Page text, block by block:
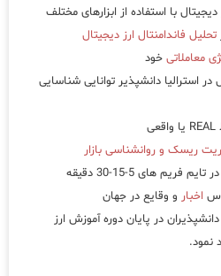
دیجیتال با استفاده از ابزارهای مختلف
تحلیل فاندامنتال ارز دیجیتال
معاملاتی خود
استرالیا دانشپذیر توانایی شناسایی
ریسک و روانشناسی بازار
اخبار و وقایع در جهان
در پایان دوره آموزش ارز
نمود.